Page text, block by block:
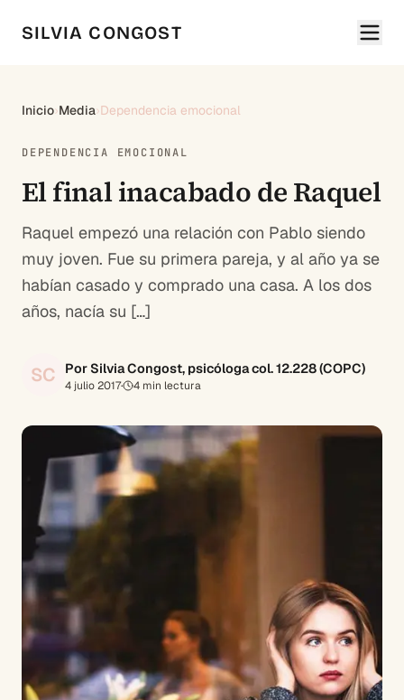
SILVIA CONGOST
Inicio›Media›Dependencia emocional
DEPENDENCIA EMOCIONAL
El final inacabado de Raquel
Raquel empezó una relación con Pablo siendo
muy joven. Fue su primera pareja, y al año ya se
habían casado y comprado una casa. A los dos
años, nacía su […]
SC Por Silvia Congost, psicóloga col. 12.228 (COPC)
4 julio 2017· 4 min lectura